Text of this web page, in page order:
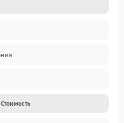
Стоимость